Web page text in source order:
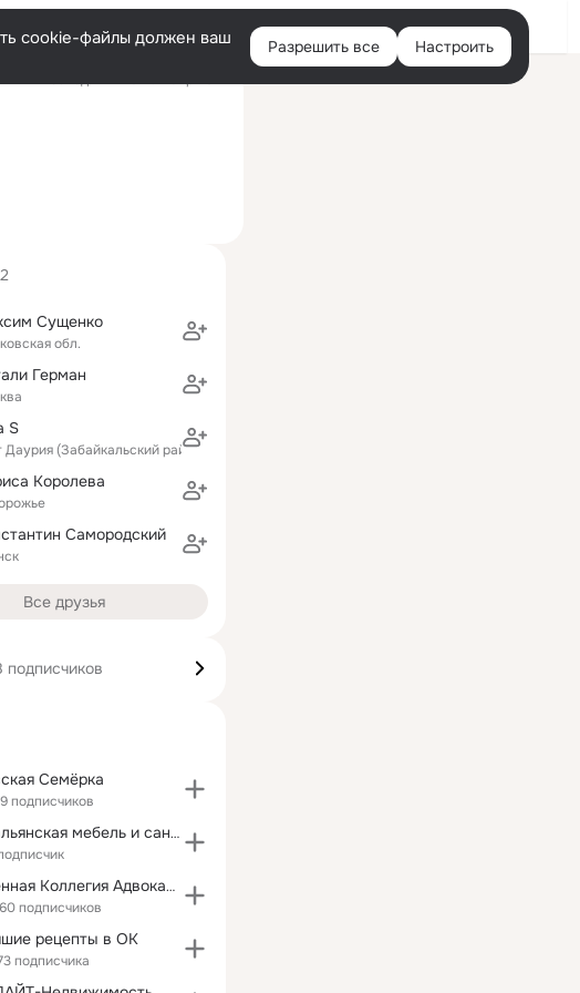
Войти
cookie-файлы должен ваш
Разрешить все Настроить
Сущенко
обл.
Герман
S
Даурия (Забайкальский район)
Королева
Самородский
Все друзья
подписчиков
Семёрка
подписчиков
Итальянская мебель и сантехника в студии Триумф
Военная Коллегия Адвокатов
подписчиков
рецепты в ОК
подписчика